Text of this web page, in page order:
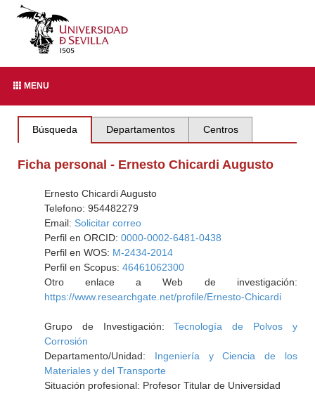
MENU
Búsqueda Departamentos Centros
Ficha personal - Ernesto Chicardi Augusto
Ernesto Chicardi Augusto
Telefono: 954482279
Email: Solicitar correo
Perfil en ORCID: 0000-0002-6481-0438
Perfil en WOS: M-2434-2014
Perfil en Scopus: 46461062300
Otro enlace a Web de investigación:
https://www.researchgate.net/profile/Ernesto-Chicardi
Grupo de Investigación:Tecnología de Polvos y
Corrosión
Departamento/Unidad: Ingeniería y Ciencia de los
Materiales y del Transporte
Situación profesional: Profesor Titular de Universidad